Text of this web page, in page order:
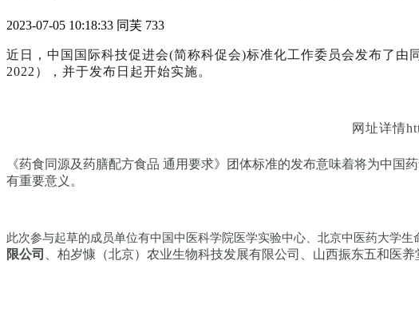
2023-07-05 10:18:33 同芙 733
近日，中国国际科技促进会(简称科促会)标准化工作委员会发布了
2022），并于发布日起开始实施。
网址详情
《药食同源及药膳配方食品 通用要求》团体标准的发布意味着将为中
有重要意义。
此次参与起草的成员单位有中国中医科学院医学实验中心、北京中医药大学
限公司
、柏岁慷（北京）农业生物科技发展有限公司、山西振东五和医